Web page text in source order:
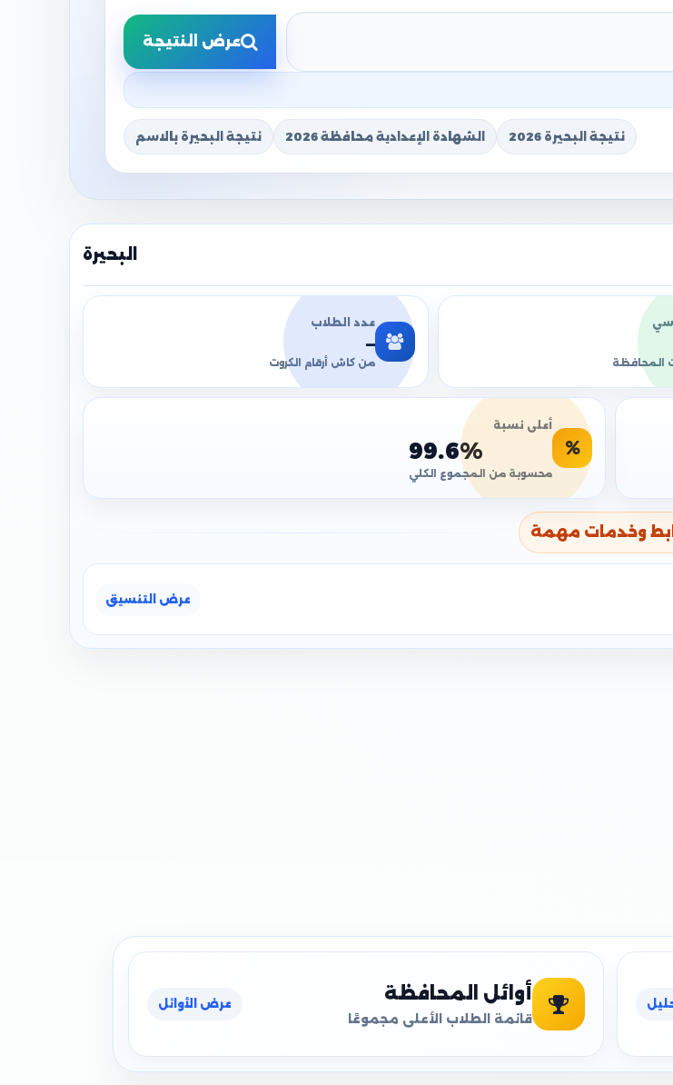
عرض النتيجة
نتيجة البحيرة 2026 الشهادة الإعدادية محافظة 2026 نتيجة البحيرة بالاسم
البحيرة
المحافظة
عدد الطلاب
—
من كاش أرقام الكروت
أعلى نسبة
99.6%
محسوبة من المجموع الكلي
وخدمات مهمة
عرض التنسيق
أوائل المحافظة
قائمة الطلاب الأعلى مجموعًا
عرض الأوائل